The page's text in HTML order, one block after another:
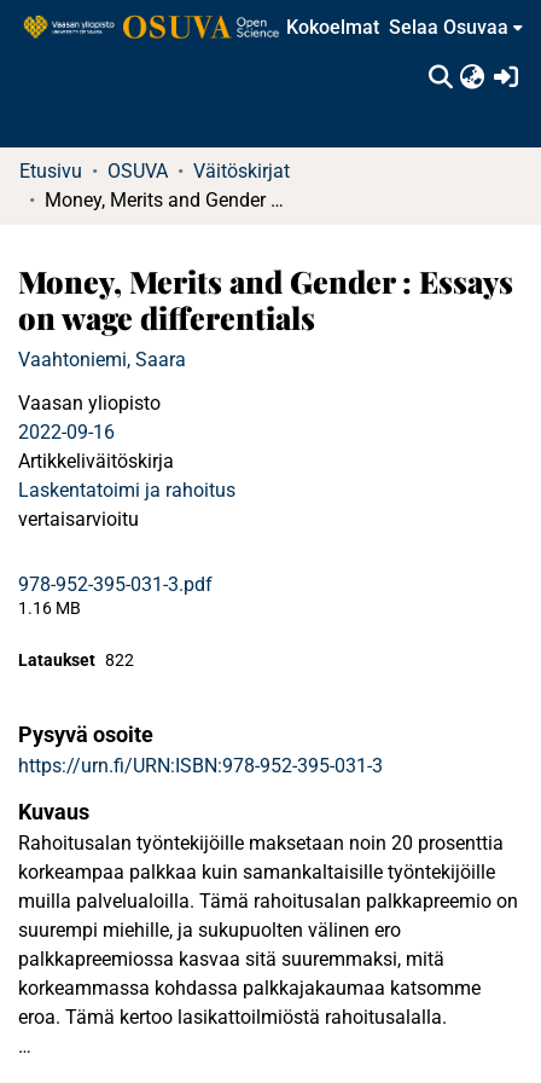
Kokoelmat Selaa Osuvaa
Etusivu OSUVA
Väitöskirjat
Money, Merits and Gender : Essays on wage differentials
Money, Merits and Gender : Essays
on wage differentials
Vaahtoniemi, Saara
Vaasan yliopisto
2022-09-16
Artikkeliväitöskirja
Laskentatoimi ja rahoitus
vertaisarvioitu
978-952-395-031-3.pdf
1.16 MB
Lataukset 822
Pysyvä osoite
https://urn.fi/URN:ISBN:978-952-395-031-3
Kuvaus
Rahoitusalan työntekijöille maksetaan noin 20 prosenttia
korkeampaa palkkaa kuin samankaltaisille työntekijöille
muilla palvelualoilla. Tämä rahoitusalan palkkapreemio on
suurempi miehille, ja sukupuolten välinen ero
palkkapreemiossa kasvaa sitä suuremmaksi, mitä
korkeammassa kohdassa palkkajakaumaa katsomme
eroa. Tämä kertoo lasikattoilmiöstä rahoitusalalla.